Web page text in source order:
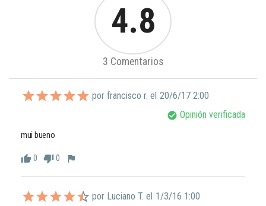
4.8
3 Comentarios
por francisco r. el 20/6/17 2:00
check_circle Opinión verificada
mui bueno
thumb_up0 thumb_down0 flag
por Luciano T. el 1/3/16 1:00